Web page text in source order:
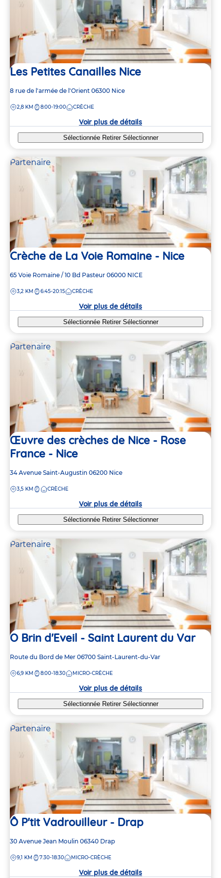
Les Petites Canailles Nice
Adresse
la
8 rue de l'armée de l'Orient 06300 Nice
DISTANCE
2,8 KM 8:00-19:00 CRÈCHE
Voir plus de détails
Sélectionnée Retirer Sélectionner
Partenaire
Crèche de La Voie Romaine - Nice
Adresse
la
65 Voie Romaine / 10 Bd Pasteur 06000 NICE
DISTANCE
3,2 KM 6:45-20:15 CRÈCHE
Voir plus de détails
Sélectionnée Retirer Sélectionner
Partenaire
Œuvre des crèches de Nice - Rose
France - Nice
Adresse
la
34 Avenue Saint-Augustin 06200 Nice
DISTANCE
3,5 KM CRÈCHE
Voir plus de détails
Sélectionnée Retirer Sélectionner
Partenaire
O Brin d'Eveil - Saint Laurent du Var
Adresse
la
Route du Bord de Mer 06700 Saint-Laurent-du-Var
DISTANCE
6,9 KM 8:00-18:30 MICRO-CRÈCHE
Voir plus de détails
Sélectionnée Retirer Sélectionner
Partenaire
Ô P'tit Vadrouilleur - Drap
Adresse
la
30 Avenue Jean Moulin 06340 Drap
DISTANCE
9,1 KM 7:30-18:30 MICRO-CRÈCHE
Voir plus de détails
5
5